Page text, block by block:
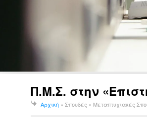
Π.Μ.Σ. στην
Αρχική » Σπουδές » Μεταπτυχιακές